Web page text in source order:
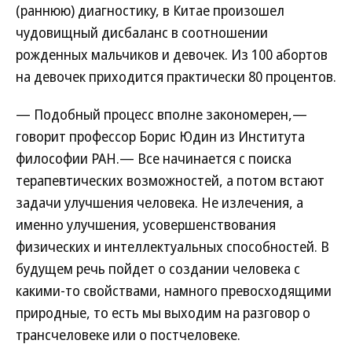
(раннюю) диагностику, в Китае произошел
чудовищный дисбаланс в соотношении
рожденных мальчиков и девочек. Из 100 абортов
на девочек приходится практически 80 процентов.
— Подобный процесс вполне закономерен,—
говорит профессор Борис Юдин из Института
философии РАН.— Все начинается с поиска
терапевтических возможностей, а потом встают
задачи улучшения человека. Не излечения, а
именно улучшения, усовершенствования
физических и интеллектуальных способностей. В
будущем речь пойдет о создании человека с
какими-то свойствами, намного превосходящими
природные, то есть мы выходим на разговор о
трансчеловеке или о постчеловеке.